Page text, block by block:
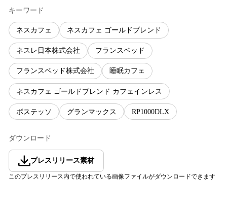
キーワード
ネスカフェ ネスカフェ ゴールドブレンド
ネスレ日本株式会社 フランスベッド
フランスベッド株式会社 睡眠カフェ
ネスカフェ ゴールドブレンド カフェインレス
ボステッソ グランマックス RP1000DLX
ダウンロード
プレスリリース素材
このプレスリリース内で使われている画像ファイルがダウンロードできます